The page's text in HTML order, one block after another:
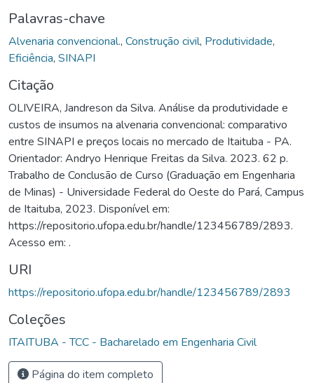
Palavras-chave
Alvenaria convencional., Construção civil, Produtividade,
Eficiência, SINAPI
Citação
OLIVEIRA, Jandreson da Silva. Análise da produtividade e
custos de insumos na alvenaria convencional: comparativo
entre SINAPI e preços locais no mercado de Itaituba - PA.
Orientador: Andryo Henrique Freitas da Silva. 2023. 62 p.
Trabalho de Conclusão de Curso (Graduação em Engenharia
de Minas) - Universidade Federal do Oeste do Pará, Campus
de Itaituba, 2023. Disponível em:
https://repositorio.ufopa.edu.br/handle/123456789/2893.
Acesso em: .
URI
https://repositorio.ufopa.edu.br/handle/123456789/2893
Coleções
ITAITUBA - TCC - Bacharelado em Engenharia Civil
Página do item completo